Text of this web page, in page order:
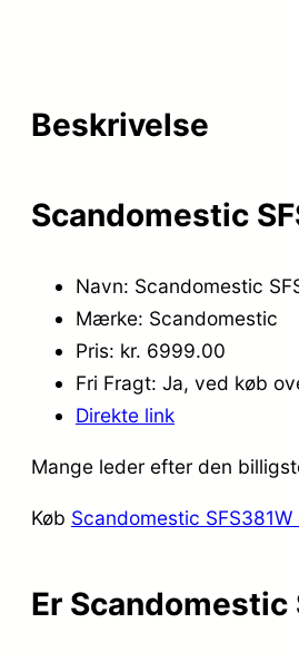
Beskrivelse
Scandomestic
Navn: Scandomestic
Mærke: Scandomestic
Pris: kr. 6999.00
Fri Fragt: Ja, ved køb
Direkte link
Mange leder efter den
Køb Scandomestic
Er Scandomestic